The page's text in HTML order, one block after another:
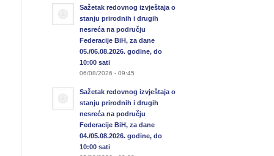
Sažetak redovnog izvještaja o
stanju prirodnih i drugih
nesreća na području
Federacije BiH, za dane
05./06.08.2026. godine, do
10:00 sati
06/08/2026 - 09:45
Sažetak redovnog izvještaja o
stanju prirodnih i drugih
nesreća na području
Federacije BiH, za dane
04./05.08.2026. godine, do
10:00 sati